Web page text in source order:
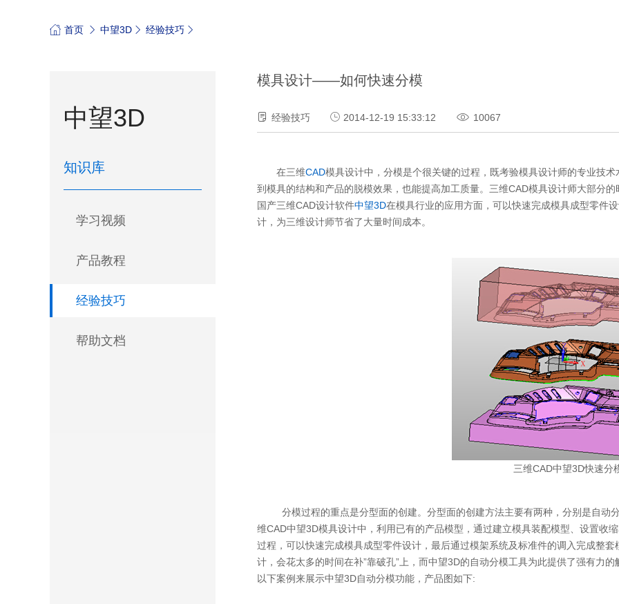
首页 中望3D 经验技巧
中望3D
知识库
学习视频
产品教程
经验技巧
帮助文档
模具设计——如何快速分模
经验技巧 2014-12-19 15:33:12 10067
在三维CAD模具设计中，分模是个很关键的过程，既考验模具设计师的专业技术
到模具的结构和产品的脱模效果，也能提高加工质量。三维CAD模具设计师大部分
国产三维CAD设计软件中望3D在模具行业的应用方面，可以快速完成模具成型零件
计，为三维设计师节省了大量时间成本。
三维CAD中望3D快速分
分模过程的重点是分型面的创建。分型面的创建方法主要有两种，分别是自动
维CAD中望3D模具设计中，利用已有的产品模型，通过建立模具装配模型、设置收
过程，可以快速完成模具成型零件设计，最后通过模架系统及标准件的调入完成整
计，会花太多的时间在补”靠破孔”上，而中望3D的自动分模工具为此提供了强有力
以下案例来展示中望3D自动分模功能，产品图如下: